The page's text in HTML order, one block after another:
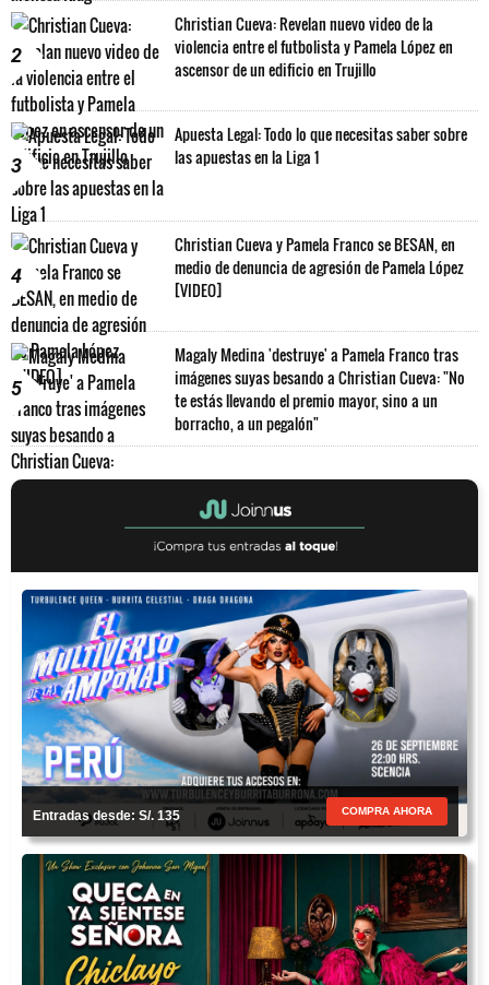
2
Christian Cueva: Revelan nuevo video de la
violencia entre el futbolista y Pamela López en
ascensor de un edificio en Trujillo
3
Apuesta Legal: Todo lo que necesitas saber sobre
las apuestas en la Liga 1
4
Christian Cueva y Pamela Franco se BESAN, en
medio de denuncia de agresión de Pamela López
[VIDEO]
5
Magaly Medina 'destruye' a Pamela Franco tras
imágenes suyas besando a Christian Cueva: "No
te estás llevando el premio mayor, sino a un
borracho, a un pegalón"
Entradas desde: S/. 135 COMPRA AHORA